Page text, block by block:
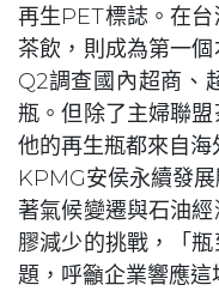
再生PET標誌。在
茶飲，則成為第一
Q2調查國內超商、
瓶。但除了主婦聯
他的再生瓶都來自海
KPMG安侯永續發
著氣候變遷與石油
膠減少的挑戰，「
題，呼籲企業響應這